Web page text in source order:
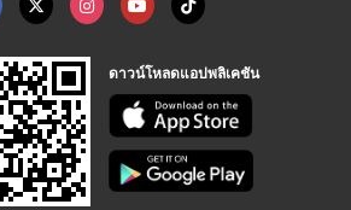
ดาวน์โหลดแอปพลิเคชัน